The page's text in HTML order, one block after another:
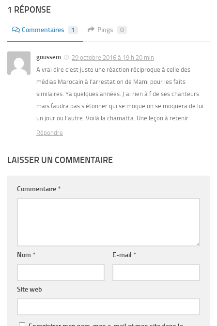
1 RÉPONSE
Commentaires 1 Pings 0
goussem
29 octobre 2016 à 19 h 20 min
A vrai dire c’est juste une réaction réciproque à celle des
médias Marocain à l’arrestation de Mami pour les faits
similaires. Ya quelques années. J ai rien à f de ses chanteurs
mais faudra pas s’étonner qui se moque on se moquera de lui
un jour ou l’autre. Voilà la chamatta. Une leçon à retenir
Répondre
LAISSER UN COMMENTAIRE
Commentaire*
Nom * E-mail *
Site web